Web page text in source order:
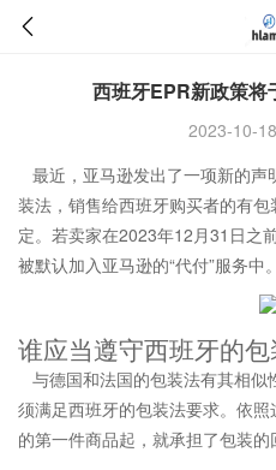
西班牙EPR新政策将
2023-10-
最近，亚马逊发出了一项新的
装法，销售给西班牙购买者的有
定。若卖家在2023年12月31日之
被默认加入亚马逊的“代付”服务中。
谁应当遵守西班牙的包
与德国和法国的包装法有其相
须满足西班牙的包装法要求。依
的第一件商品起，就承担了包装的